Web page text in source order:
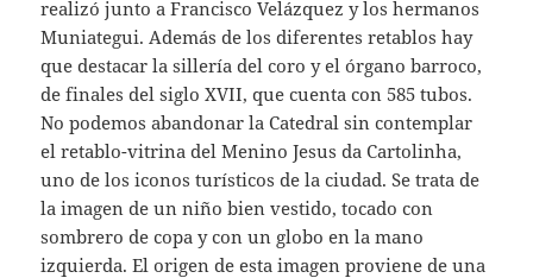
realizó junto a Francisco Velázquez y los hermanos
Muniategui. Además de los diferentes retablos hay
que destacar la sillería del coro y el órgano barroco,
de finales del siglo XVII, que cuenta con 585 tubos.
No podemos abandonar la Catedral sin contemplar
el retablo-vitrina del Menino Jesus da Cartolinha,
uno de los iconos turísticos de la ciudad. Se trata de
la imagen de un niño bien vestido, tocado con
sombrero de copa y con un globo en la mano
izquierda. El origen de esta imagen proviene de una